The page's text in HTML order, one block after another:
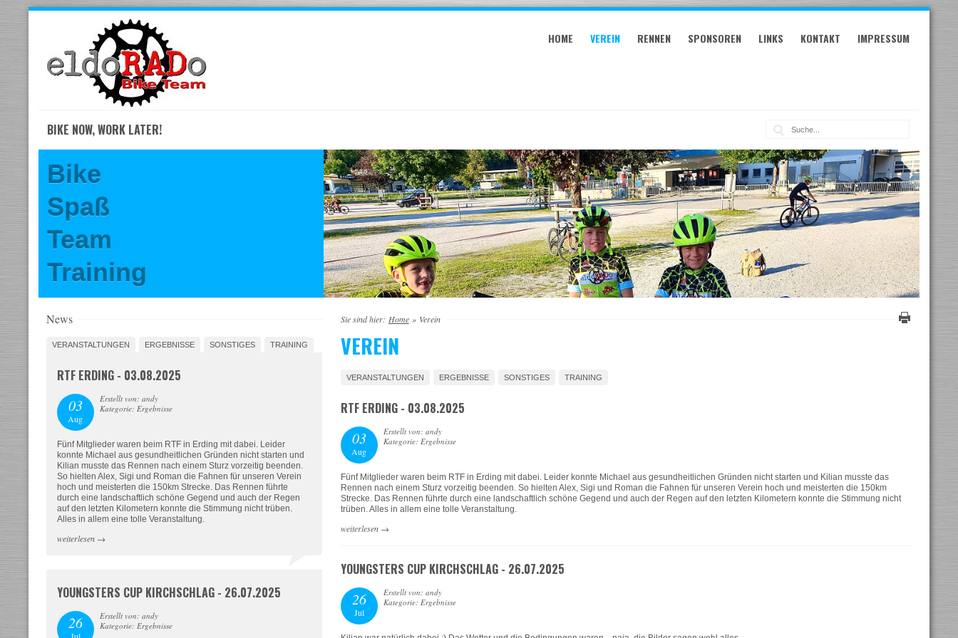
content
HOME VEREIN RENNEN SPONSOREN LINKS KONTAKT IMPRESSUM
BIKE NOW, WORK LATER! Suche:
Bike
Spaß
Team
Training
Sie sind hier: Home » Verein
VEREIN
VERANSTALTUNGEN ERGEBNISSE SONSTIGES TRAINING
RTF ERDING - 03.08.2025
03
Aug
Erstellt von: andy
Kategorie: Ergebnisse
Fünf Mitglieder waren beim RTF in Erding mit dabei. Leider konnte Michael aus gesundheitlichen Gründen nicht starten und Kilian musste das
Rennen nach einem Sturz vorzeitig beenden. So hielten Alex, Sigi und Roman die Fahnen für unseren Verein hoch und meisterten die 150km
Strecke. Das Rennen führte durch eine landschaftlich schöne Gegend und auch der Regen auf den letzten Kilometern konnte die Stimmung nicht
trüben. Alles in allem eine tolle Veranstaltung.
weiterlesen→
YOUNGSTERS CUP KIRCHSCHLAG - 26.07.2025
26
Jul
Erstellt von: andy
Kategorie: Ergebnisse
News
VERANSTALTUNGEN ERGEBNISSE SONSTIGES TRAINING
RTF ERDING - 03.08.2025
03
Aug
Erstellt von: andy
Kategorie: Ergebnisse
Fünf Mitglieder waren beim RTF in Erding mit dabei. Leider
konnte Michael aus gesundheitlichen Gründen nicht starten und
Kilian musste das Rennen nach einem Sturz vorzeitig beenden.
So hielten Alex, Sigi und Roman die Fahnen für unseren Verein
hoch und meisterten die 150km Strecke. Das Rennen führte
durch eine landschaftlich schöne Gegend und auch der Regen
auf den letzten Kilometern konnte die Stimmung nicht trüben.
Alles in allem eine tolle Veranstaltung.
weiterlesen→
YOUNGSTERS CUP KIRCHSCHLAG - 26.07.2025
26
Erstellt von: andy
Kategorie: Ergebnisse